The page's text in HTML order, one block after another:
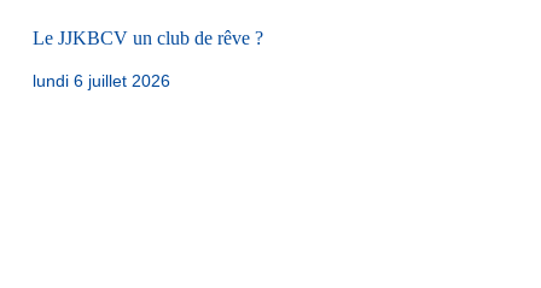
Le JJKBCV un club de rêve ?
lundi 6 juillet 2026